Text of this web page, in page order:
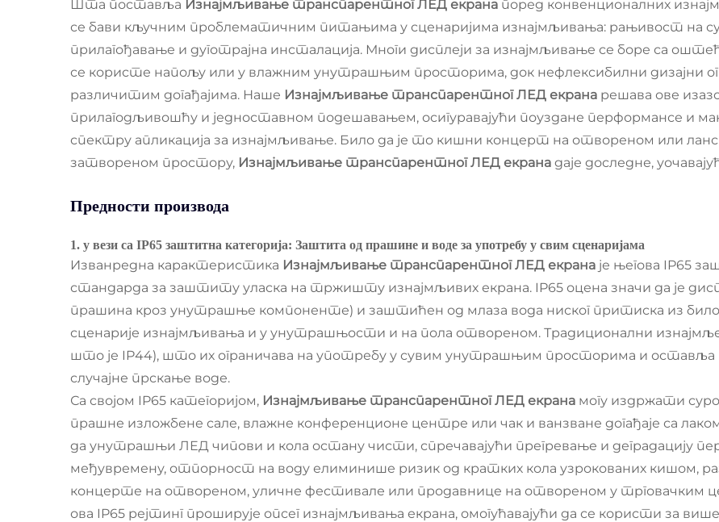
Шта поставља Изнајмљивање транспарентног ЛЕД екрана поред конвенционалних
се бави кључним проблематичним питањима у сценаријима изнајмљивања: рањивост на
прилагођавање и дуготрајна инсталација. Многи дисплеји за изнајмљивање се боре са
се користе напољу или у влажним унутрашњим просторима, док нефлексибилни дизајни
различитим догађајима. Наше Изнајмљивање транспарентног ЛЕД екрана решава ове
прилагодљивошћу и једноставном подешавањем, осигуравајући поуздане перформансе и
спектру апликација за изнајмљивање. Било да је то кишни концерт на отвореном или
затвореном простору, Изнајмљивање транспарентног ЛЕД екрана даје доследне,
Предности производа
1. у вези са IP65 заштитна категорија: Заштита од прашине и воде за употребу у свим сценаријама
Изванредна карактеристика Изнајмљивање транспарентног ЛЕД екрана је његова IP65
стандарда за заштиту уласка на тржишту изнајмљивих екрана. IP65 оцена значи да је
прашина кроз унутрашње компоненте) и заштићен од млаза вода ниског притиска из било
сценарије изнајмљивања и у унутрашњости и на пола отвореном. Традиционални
што је IP44), што их ограничава на употребу у сувим унутрашњим просторима и оставља
случајне прскање воде.
Са својом IP65 категоријом, Изнајмљивање транспарентног ЛЕД екрана могу издржати
прашне изложбене сале, влажне конференционе центре или чак и ванзване догађаје са
да унутрашњи ЛЕД чипови и кола остану чисти, спречавајући прегревање и деградацију
међувремену, отпорност на воду елиминише ризик од кратких кола узрокованих кишом,
концерте на отвореном, уличне фестивале или продавнице на отвореном у трговачким
ова IP65 рејтинг проширује опсег изнајмљивања екрана, омогућавајући да се користи за више